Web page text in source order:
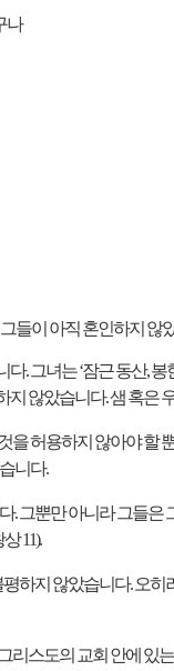
나
들이 아직 혼인하지 않
다.그녀는‘잠근 동산,봉
지 않았습니다.샘 혹은
을 허용하지 않아야 할
니다.
.그뿐만 아니라 그들은
상11).
하지 않았습니다.오히
그리스도의 교회 안에 있